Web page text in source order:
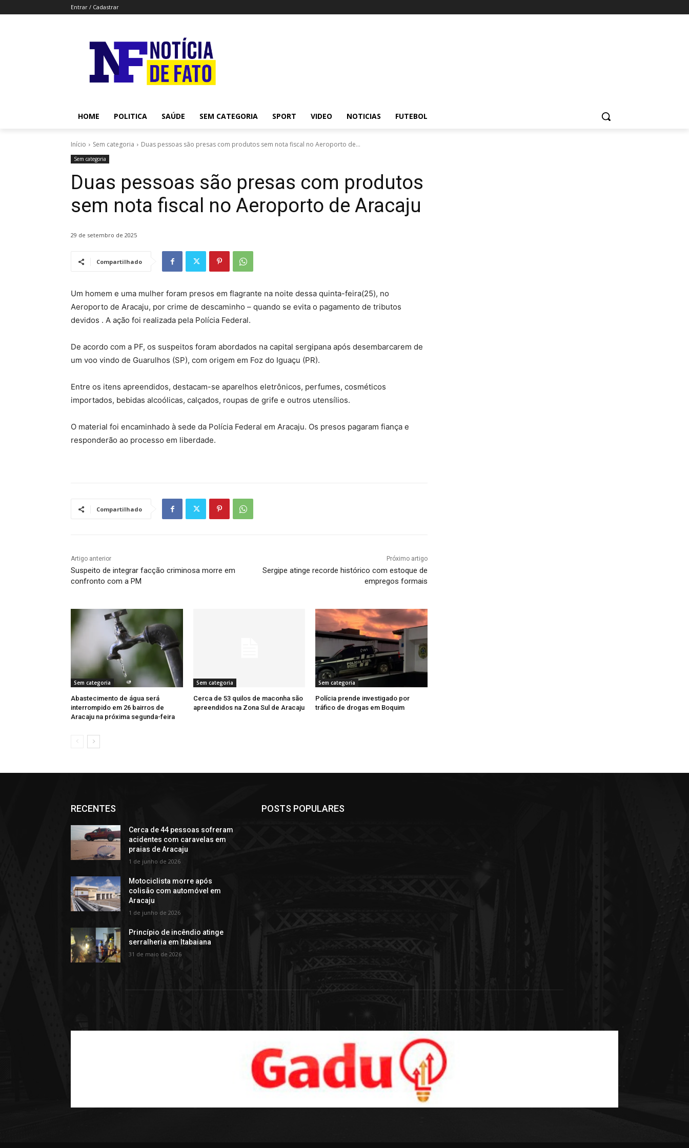
Entrar / Cadastrar
HOME POLITICA SAÚDE SEM CATEGORIA SPORT VIDEO NOTICIAS FUTEBOL
Início Sem categoria Duas pessoas são presas com produtos sem nota fiscal no Aeroporto de...
Sem categoria
Duas pessoas são presas com produtos
sem nota fiscal no Aeroporto de Aracaju
29 de setembro de 2025
Compartilhado
Um homem e uma mulher foram presos em flagrante na noite dessa quinta-feira(25), no
Aeroporto de Aracaju, por crime de descaminho – quando se evita o pagamento de tributos
devidos . A ação foi realizada pela Polícia Federal.
De acordo com a PF, os suspeitos foram abordados na capital sergipana após desembarcarem de
um voo vindo de Guarulhos (SP), com origem em Foz do Iguaçu (PR).
Entre os itens apreendidos, destacam-se aparelhos eletrônicos, perfumes, cosméticos
importados, bebidas alcoólicas, calçados, roupas de grife e outros utensílios.
O material foi encaminhado à sede da Polícia Federal em Aracaju. Os presos pagaram fiança e
responderão ao processo em liberdade.
Compartilhado
Artigo anterior
Suspeito de integrar facção criminosa morre em
confronto com a PM
Próximo artigo
Sergipe atinge recorde histórico com estoque de
empregos formais
Sem categoria
Abastecimento de água será
interrompido em 26 bairros de
Aracaju na próxima segunda-feira
Sem categoria
Cerca de 53 quilos de maconha são
apreendidos na Zona Sul de Aracaju
Sem categoria
Polícia prende investigado por
tráfico de drogas em Boquim
RECENTES
Cerca de 44 pessoas sofreram
acidentes com caravelas em
praias de Aracaju
1 de junho de 2026
Motociclista morre após
colisão com automóvel em
Aracaju
1 de junho de 2026
Princípio de incêndio atinge
serralheria em Itabaiana
31 de maio de 2026
POSTS POPULARES